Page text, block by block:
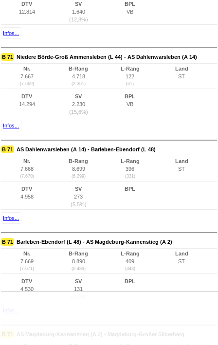
DTV
12.814
SV
1.640
(12,8%)
BPL
VB
Infos...
B 71 Niedere Börde-Groß Ammensleben (L 44) - AS Dahlenwarsleben (A 14)
Nr.
7.667
(7.669)
B-Rang
4.718
(2.361)
L-Rang
122
(61)
Land
ST
DTV
14.294
SV
2.230
(15,6%)
BPL
VB
Infos...
B 71 AS Dahlenwarsleben (A 14) - Barleben-Ebendorf (L 48)
Nr.
7.668
(7.670)
B-Rang
8.699
(6.299)
L-Rang
396
(331)
Land
ST
DTV
4.958
SV
273
(5,5%)
BPL
Infos...
B 71 Barleben-Ebendorf (L 48) - AS Magdeburg-Kannenstieg (A 2)
Nr.
7.669
(7.671)
B-Rang
8.890
(6.489)
L-Rang
409
(343)
Land
ST
DTV
4.530
SV
131
BPL
Infos...
B 71 AS Magdeburg-Kannenstieg (A 2) - Magdeburg-Großer Silberberg